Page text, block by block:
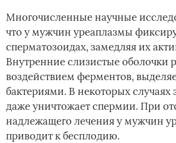
Многочисленные научные
что у мужчин уреаплазмы
сперматозоидах, замедляя их
Внутренние слизистые оболочки
воздействием ферментов,
бактериями. В некоторых случаях
даже уничтожает спермии. При
надлежащего лечения у мужчин
приводит к бесплодию.